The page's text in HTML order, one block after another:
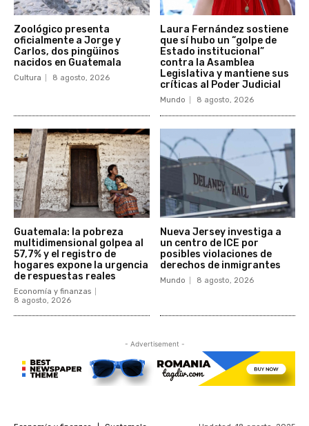
Zoológico presenta
oficialmente a Jorge y
Carlos, dos pingüinos
nacidos en Guatemala
Cultura 8 agosto, 2026
Laura Fernández sostiene
que sí hubo un “golpe de
Estado institucional”
contra la Asamblea
Legislativa y mantiene sus
críticas al Poder Judicial
Mundo 8 agosto, 2026
Guatemala: la pobreza
multidimensional golpea al
57,7% y el registro de
hogares expone la urgencia
de respuestas reales
Economía y finanzas
8 agosto, 2026
Nueva Jersey investiga a
un centro de ICE por
posibles violaciones de
derechos de inmigrantes
Mundo 8 agosto, 2026
- Advertisement -